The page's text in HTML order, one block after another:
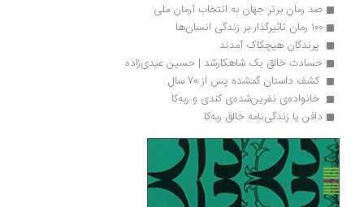
صد رمان برتر جهان به انتخاب آرمان ملی
۱۰۰ رمان تاثیرگذار بر زندگی انسان‌ها
پرندگان هیچکاک آمدند
حسادت خالق یک شاهکارشد | حسین عیدی‌زاده
کشف داستان گمشده‌ پس از 70 سال
خانواده‌ی نفرین‌شده‌ی کندی و ربه‌کا
دافن یا زندگی‌نامه خالق ربه‌کا